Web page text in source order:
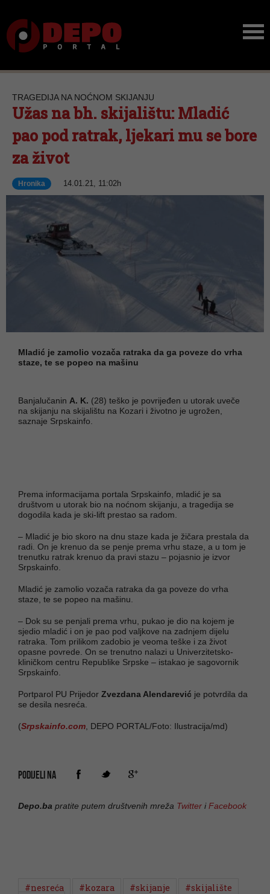
TRAGEDIJA NA NOĆNOM SKIJANJU
Užas na bh. skijalištu: Mladić
pao pod ratrak, ljekari mu se bore
za život
Hronika 14.01.21, 11:02h
Mladić je zamolio vozača ratraka da ga poveze do vrha
staze, te se popeo na mašinu
Banjalučanin A. K. (28) teško je povrijeđen u utorak uveče
na skijanju na skijalištu na Kozari i životno je ugrožen,
saznaje Srpskainfo.
Prema informacijama portala Srpskainfo, mladić je sa
društvom u utorak bio na noćnom skijanju, a tragedija se
dogodila kada je ski-lift prestao sa radom.
– Mladić je bio skoro na dnu staze kada je žičara prestala da
radi. On je krenuo da se penje prema vrhu staze, a u tom je
trenutku ratrak krenuo da pravi stazu – pojasnio je izvor
Srpskainfo.
Mladić je zamolio vozača ratraka da ga poveze do vrha
staze, te se popeo na mašinu.
– Dok su se penjali prema vrhu, pukao je dio na kojem je
sjedio mladić i on je pao pod valjkove na zadnjem dijelu
ratraka. Tom prilikom zadobio je veoma teške i za život
opasne povrede. On se trenutno nalazi u Univerzitetsko-
kliničkom centru Republike Srpske – istakao je sagovornik
Srpskainfo.
Portparol PU Prijedor Zvezdana Alendarević je potvrdila da
se desila nesreća.
(Srpskainfo.com , DEPO PORTAL/Foto: Ilustracija/md)
PODIJELI NA
Depo.ba pratite putem društvenih mreža Twitter iFacebook
#nesreća #kozara #skijanje
#skijalište